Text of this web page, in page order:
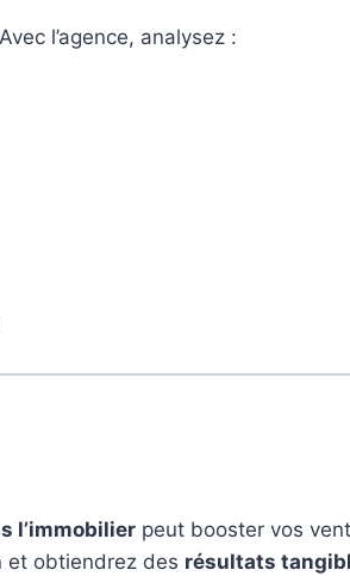
l’agence, analysez :
l’immobilier peut booster vos
et obtiendrez des résultats